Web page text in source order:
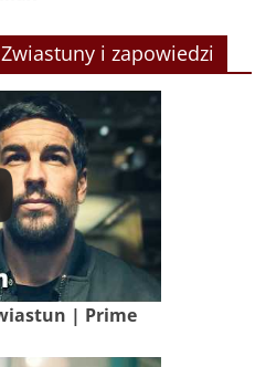
i zapowiedzi
| Prime